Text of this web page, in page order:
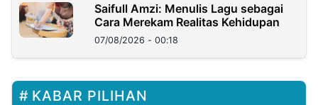
Saifull Amzi: Menulis Lagu sebagai
Cara Merekam Realitas Kehidupan
07/08/2026 - 00:18
KABAR PILIHAN